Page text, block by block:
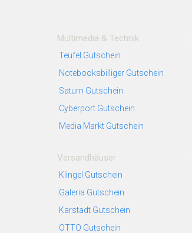
Multimedia & Technik
Teufel Gutschein
Notebooksbilliger Gutschein
Saturn Gutschein
Cyberport Gutschein
Media Markt Gutschein
Versandhäuser
Klingel Gutschein
Galeria Gutschein
Karstadt Gutschein
OTTO Gutschein